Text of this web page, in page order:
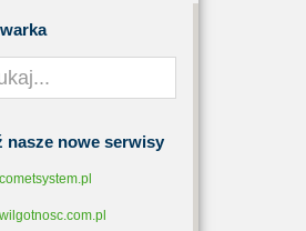
nasze nowe serwisy